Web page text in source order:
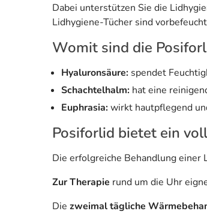
Dabei unterstützen Sie die
Lidhygiene-Tücher sind
Womit sind die
Hyaluronsäure: spendet
Schachtelhalm: hat eine
Euphrasia:wirkt hautpflegend
Posiforlid bietet ein
Die erfolgreiche Behandlung einer
Zur Therapie rund um die Uhr
Die zweimal tägliche